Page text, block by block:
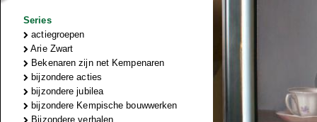
Series
actiegroepen
Arie Zwart
Bekenaren zijn net Kempenaren
bijzondere acties
bijzondere jubilea
bijzondere Kempische bouwwerken
Bijzondere verhalen